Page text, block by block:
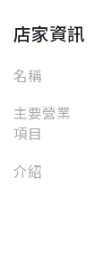
店家資訊
名稱
主要營業
項目
介紹